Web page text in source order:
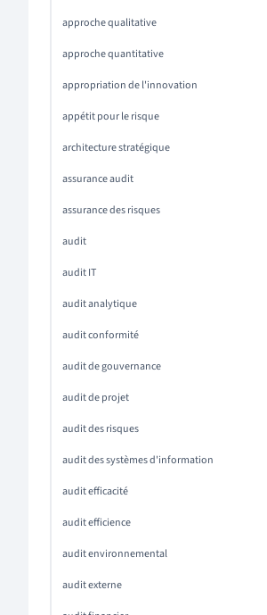
approche qualitative
approche quantitative
appropriation de l'innovation
appétit pour le risque
architecture stratégique
assurance audit
assurance des risques
audit
audit IT
audit analytique
audit conformité
audit de gouvernance
audit de projet
audit des risques
audit des systèmes d'information
audit efficacité
audit efficience
audit environnemental
audit externe